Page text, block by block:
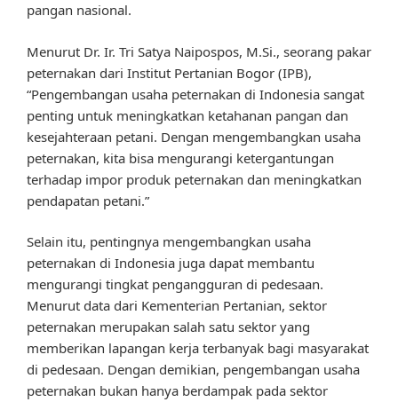
pangan nasional.
Menurut Dr. Ir. Tri Satya Naipospos, M.Si., seorang pakar
peternakan dari Institut Pertanian Bogor (IPB),
“Pengembangan usaha peternakan di Indonesia sangat
penting untuk meningkatkan ketahanan pangan dan
kesejahteraan petani. Dengan mengembangkan usaha
peternakan, kita bisa mengurangi ketergantungan
terhadap impor produk peternakan dan meningkatkan
pendapatan petani.”
Selain itu, pentingnya mengembangkan usaha
peternakan di Indonesia juga dapat membantu
mengurangi tingkat pengangguran di pedesaan.
Menurut data dari Kementerian Pertanian, sektor
peternakan merupakan salah satu sektor yang
memberikan lapangan kerja terbanyak bagi masyarakat
di pedesaan. Dengan demikian, pengembangan usaha
peternakan bukan hanya berdampak pada sektor